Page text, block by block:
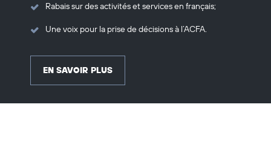
Rabais sur des activités et services en français;
Une voix pour la prise de décisions à l’ACFA.
EN SAVOIR PLUS